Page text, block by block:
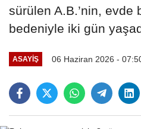
sürülen A.B.’nin, evde
bedeniyle iki gün
ASAYİŞ 06 Haziran 2026 -